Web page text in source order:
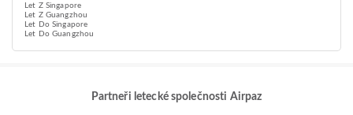
Let Z Singapore
Let Z Guangzhou
Let Do Singapore
Let Do Guangzhou
Partneři letecké společnosti Airpaz